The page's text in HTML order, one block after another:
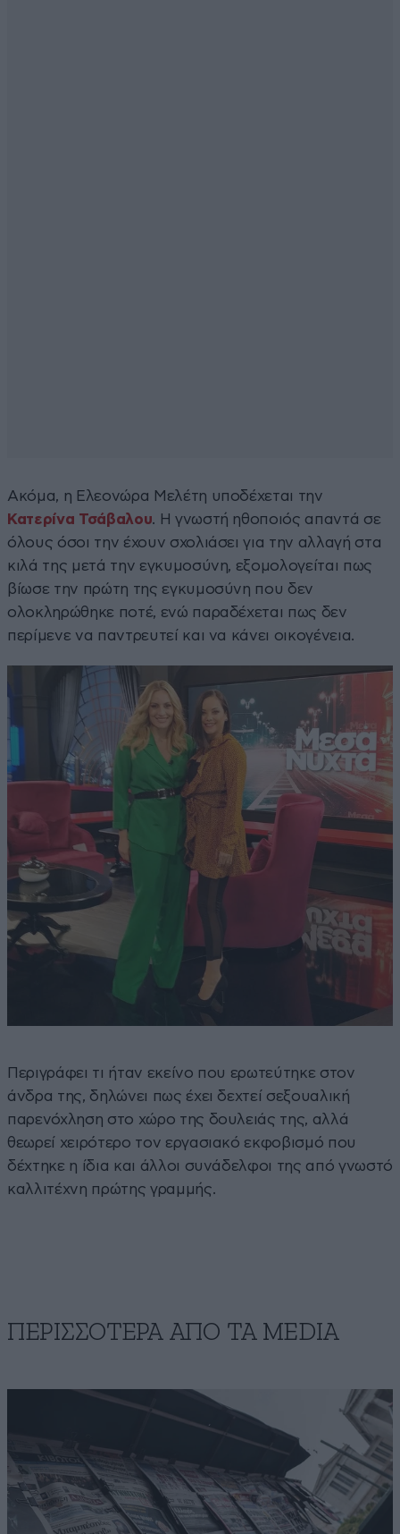
Ακόμα, η Ελεονώρα Μελέτη υποδέχεται την
Κατερίνα Τσάβαλου. Η γνωστή ηθοποιός απαντά σε
όλους όσοι την έχουν σχολιάσει για την αλλαγή στα
κιλά της μετά την εγκυμοσύνη, εξομολογείται πως
βίωσε την πρώτη της εγκυμοσύνη που δεν
ολοκληρώθηκε ποτέ, ενώ παραδέχεται πως δεν
περίμενε να παντρευτεί και να κάνει οικογένεια.
Περιγράφει τι ήταν εκείνο που ερωτεύτηκε στον
άνδρα της, δηλώνει πως έχει δεχτεί σεξουαλική
παρενόχληση στο χώρο της δουλειάς της, αλλά
θεωρεί χειρότερο τον εργασιακό εκφοβισμό που
δέχτηκε η ίδια και άλλοι συνάδελφοι της από γνωστό
καλλιτέχνη πρώτης γραμμής.
ΠΕΡΙΣΣΟΤΕΡΑ ΑΠΟ ΤA MEDIA